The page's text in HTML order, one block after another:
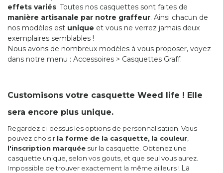
effets variés. Toutes nos casquettes sont faites de
manière artisanale par notre graffeur. Ainsi chacun de
nos modèles est unique et vous ne verrez jamais deux
exemplaires semblables !
Nous avons de nombreux modèles à vous proposer, voyez
dans notre menu : Accessoires > Casquettes Graff.
Customisons votre casquette Weed life ! Elle
sera encore plus unique.
Regardez ci-dessus les options de personnalisation. Vous
pouvez choisir la forme de la casquette, la couleur
l'inscription marquée sur la casquette. Obtenez une
casquette unique, selon vos gouts, et que seul vous aurez.
Impossible de trouver exactement la même ailleurs ! La